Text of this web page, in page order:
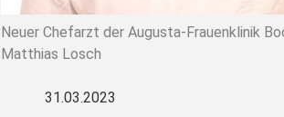
Neuer Chefarzt der Augusta-Frauenklinik
Matthias Losch
31.03.2023